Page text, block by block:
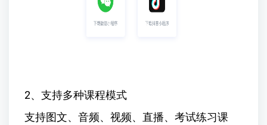
2、支持多种课程模式
支持图文、音频、视频、直播、考试练习课